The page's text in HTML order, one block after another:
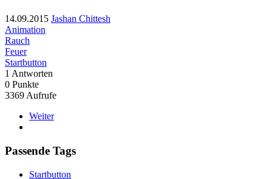
14.09.2015 Jashan Chittesh
Animation
Rauch
Feuer
Startbutton
1 Antworten
0 Punkte
3369 Aufrufe
Weiter
Passende Tags
Startbutton